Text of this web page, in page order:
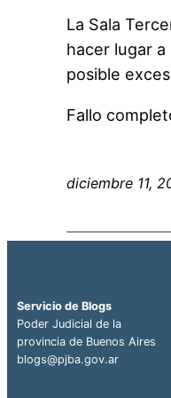
La Sala
hacer lugar
posible
Fallo
diciembre 11,
Servicio de Blogs
Poder Judicial de la
provincia de Buenos Aires
blogs@pjba.gov.ar